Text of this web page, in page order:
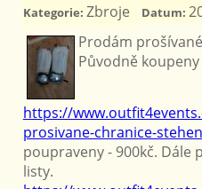
Kategorie: Zbroje Datum:
Prodám
Původně koupeny
https://
prosivane-chranice-
poupraveny - 900kč. Dále
listy.